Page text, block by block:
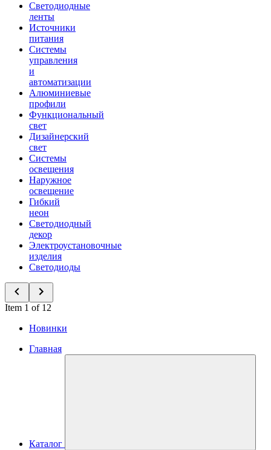
Светодиодные
ленты
Источники
питания
Системы
управления
и
автоматизации
Алюминиевые
профили
Функциональный
свет
Дизайнерский
свет
Системы
освещения
Наружное
освещение
Гибкий
неон
Светодиодный
декор
Электроустановочные
изделия
Светодиоды
Item 1 of 12
Новинки
Главная
Каталог